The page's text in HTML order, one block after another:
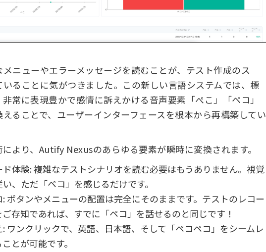
ニューやエラーメッセージを読むことが、テスト作成のス
いることに気がつきました。この新しい言語システムでは、標
常に表現豊かで感情に訴えかける音声要素「ぺこ」「ペコ」
えることで、ユーザーインターフェースを根本から再構築してい
より、Autify Nexusのあらゆる要素が瞬時に変換されます。
体験: 複雑なテストシナリオを読む必要はもうありません。視覚
、ただ「ペコ」を感じるだけです。
ボタンやメニューの配置は完全にそのままです。テストのレコー
存知であれば、すでに「ペコ」を話せるのと同じです！
ワンクリックで、英語、日本語、そして「ペコペコ」をシームレ
とが可能です。